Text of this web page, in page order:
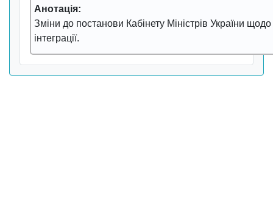
Анотація:
Змiни до постанови Кабiнету Мiнiстpiв Укpаїни щодо
iнтегpацiї.